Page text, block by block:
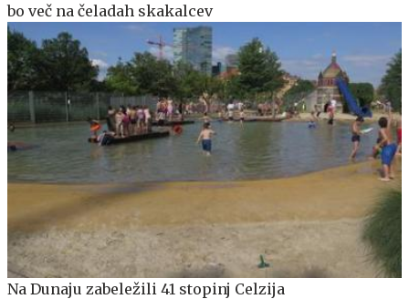
bo več na čeladah skakalcev
Na Dunaju zabeležili 41 stopinj Celzija